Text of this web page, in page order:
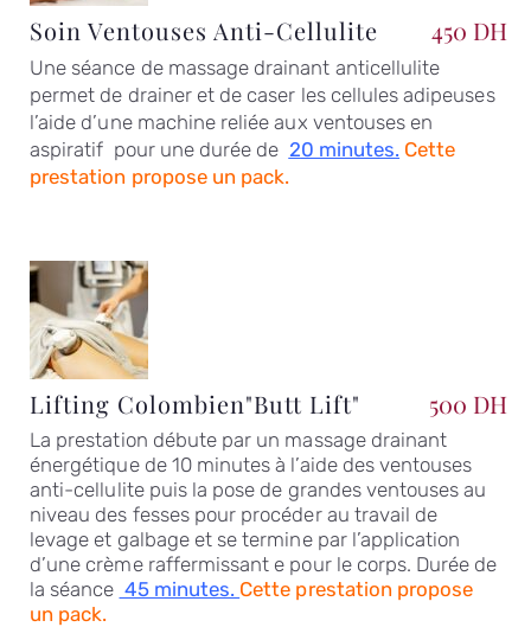
Soin Ventouses Anti-Cellulite 450 DH
Une séance de massage drainant anticellulite
permet de drainer et de caser les cellules adipeuses
l’aide d’une machine reliée aux ventouses en
aspiratif pour une durée de 20 minutes. Cette
prestation propose un pack.
Lifting Colombien"Butt Lift" 500 DH
La prestation débute par un massage drainant
énergétique de 10 minutes à l’aide des ventouses
anti-cellulite puis la pose de grandes ventouses au
niveau des fesses pour procéder au travail de
levage et galbage et se termine par l’application
d’une crème raffermissant e pour le corps. Durée de
la séance 45 minutes. Cette prestation propose
un pack.